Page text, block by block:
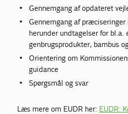
Gennemgang af opdateret
Gennemgang af
herunder undtagelser for bl.a.
genbrugsprodukter, bambus
Orientering om
guidance
Spørgsmål og svar
Læs mere om EUDR her: EUDR: